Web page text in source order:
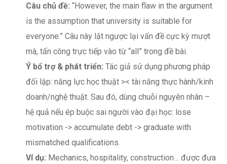
Câu chủ đề: “However, the main flaw in the argument
is the assumption that university is suitable for
everyone.” Câu này lật ngược lại vấn đề cực kỳ mượt
mà, tấn công trực tiếp vào từ “all” trong đề bài.
Ý bổ trợ & phát triển: Tác giả sử dụng phương pháp
đối lập: năng lực học thuật >< tài năng thực hành/kinh
doanh/nghệ thuật. Sau đó, dùng chuỗi nguyên nhân –
hệ quả nếu ép buộc sai người vào đại học: lose
motivation -> accumulate debt -> graduate with
mismatched qualifications.
Ví dụ: Mechanics, hospitality, construction… được đưa